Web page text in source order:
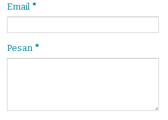
Email *
Pesan *